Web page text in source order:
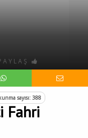
sayısı: 388
Fahri